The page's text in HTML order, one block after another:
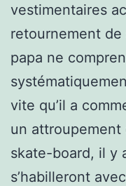
vestimentaires
retournement
papa ne
vite qu’il a
un attroupement
skate-board, il y
s’habilleront